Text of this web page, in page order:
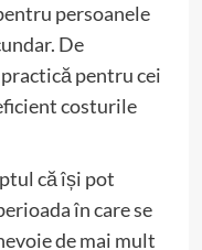
persoanele
De
pentru cei
costurile
că își pot
în care se
de mai mult